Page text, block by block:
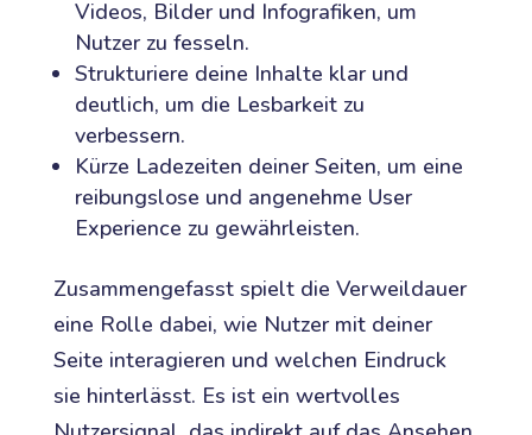
Videos, Bilder und Infografiken, um
Nutzer zu fesseln.
Strukturiere deine Inhalte klar und
deutlich, um die Lesbarkeit zu
verbessern.
Kürze Ladezeiten deiner Seiten, um eine
reibungslose und angenehme User
Experience zu gewährleisten.
Zusammengefasst spielt die Verweildauer
eine Rolle dabei, wie Nutzer mit deiner
Seite interagieren und welchen Eindruck
sie hinterlässt. Es ist ein wertvolles